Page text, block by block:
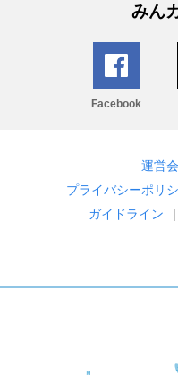
みん
Facebook
運営
プライバシーポリ
ガイドライン
|